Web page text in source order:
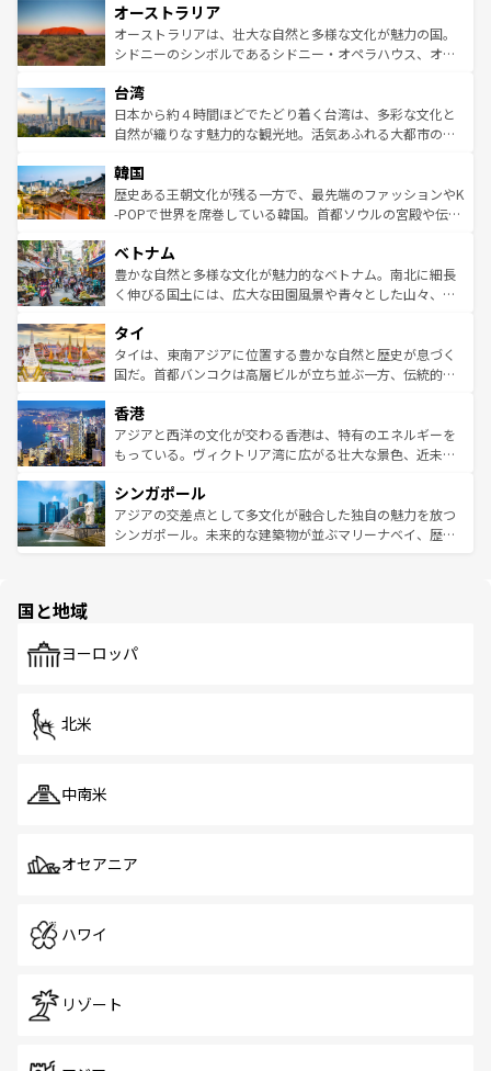
部のニューオーリンズでは、音楽と美食が融合した独特の
文化が魅力。旅行者はアメリカの各地域で異なる魅力を楽
しみながら、その多様性と豊かな歴史を感じることができ
ならではの贅沢な旅のスタイルだ。 なお、新着のアメリカ
情報はコンテンツ一覧を参照してほしい。
ワイ島は見逃せない。また、定番の観光地といえばオアフ
島だが、静かな自然を求めるならマウイ島やカウアイ島が
おすすめ。エメラルドグリーンに輝く海をはじめ、豊かな
れるおもてなしの心で訪れる人々を迎えてくれるハワイの
人々、おいしいローカルフードやハワイアンミュージッ
ク、伝統的なフラダンスなど、すべてがハワイの魅力を彩
ワイを、存分に味わってほしい。 なお、新着のハワイ情報
はコンテンツ一覧を参照してほしい。
オーストラリア
オーストラリアは、壮大な自然と多様な文化が魅力の国。
シドニーのシンボルであるシドニー・オペラハウス、オー
リアリーフや大陸中央部にそびえるウルル（エアーズロッ
ク）、タスマニアの美しい原生林やケアンズの熱帯雨林な
ど、見どころがたくさん。また、カフェやワイン、オージ
いる。アクティビティも充実しており、サーフィンやダイ
ビング、ハイキングなど、アウトドア好きにはたまらな
い。オーストラリアの多彩な魅力を存分に味わいつくそ
参照してほしい。
台湾
日本から約４時間ほどでたどり着く台湾は、多彩な文化と
自然が織りなす魅力的な観光地。活気あふれる大都市の台
ン）、静ひつな山岳地帯である台湾東部など、都市の喧騒
と山間の静けさが共存しており、訪れる人に新しい発見と
驚きをもたらしてくれる。また、奥深い台湾の食文化も魅
容にもいいと評判のスイーツなど、バラエティ豊かな料理
が味わえる。 なお、新着の台湾情報は コンテンツ一覧を参
照してほしい。
韓国
歴史ある王朝文化が残る一方で、最先端のファッションやK
-POPで世界を席巻している韓国。首都ソウルの宮殿や伝統
き、地方に足を延ばせば四季折々の自然美を楽しむことが
できる。そして、キムチや焼肉、絶品のストリートフード
まで、さまざまな韓国料理が待っている。夜には、韓国な
リティに包まれながら、韓国の多彩な魅力を心ゆくまで味
わってみてほしい。 なお、新着の韓国情報はコンテンツ一
覧を参照してほしい。
ベトナム
豊かな自然と多様な文化が魅力的なベトナム。南北に細長
く伸びる国土には、広大な田園風景や青々とした山々、世
急速な発展と共に伝統が息づく。ハノイの古い町並みやホ
ーチミン市のフランス統治時代の建物も、独特の雰囲気を
醸し出している。また、バラエティの豊かさとおいしさで
とつ。フォーやバインミー、ベトナムコーヒーなどは、ぜ
ひ現地で味わいたい。どの地域を訪れてもあたたかい人々
が旅行者を迎えてくれるので、きっと忘れられない旅にな
参照してほしい。
タイ
タイは、東南アジアに位置する豊かな自然と歴史が息づく
国だ。首都バンコクは高層ビルが立ち並ぶ一方、伝統的な
の活気が交差している。北部ではチェンマイなどの山岳地
帯で自然と触れ合い、南部ではプーケットやクラビの美し
いビーチでリゾート気分を楽しむことができる。タイ料理
激する。気候は一年中温暖で、どの季節にも異なる楽しみ
が待っている。親しみやすいタイの人々、仏教を中心とし
た文化、そして多様な観光資源が、訪れる旅人を魅了し続
香港
アジアと西洋の文化が交わる香港は、特有のエネルギーを
もっている。ヴィクトリア湾に広がる壮大な景色、近未来
み、どこを訪れても感動するはず。観光スポットが密集し
ており、効率よく見どころを回れるのも魅力。息をのむよ
うな絶景から文化的な体験まで、香港を存分に楽しみ尽く
シンガポール
アジアの交差点として多文化が融合した独自の魅力を放つ
シンガポール。未来的な建築物が並ぶマリーナベイ、歴史
で、ホーカーズは地元の風情を楽しめる外せないスポット
国と地域
ヨーロッパ
北米
中南米
オセアニア
ハワイ
リゾート